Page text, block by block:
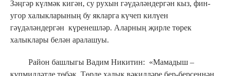
Зәңгәр күлмәк кигән, су рухын гәүдәләндергән кыз, фин-
угор халыкларының бу якларга күчеп килүен
гәүдәләндергән күренешләр. Аларның җирле төрек
халыклары белән аралашуы.
Район башлыгы Вадим Никитин: «Мамадыш –
күпмилләтле төбәк. Төрле халык вәкилләре бер-берсеннән